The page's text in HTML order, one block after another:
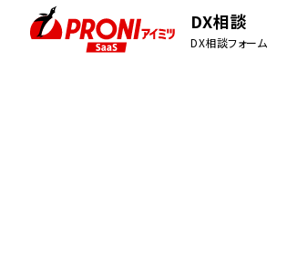
DX相談
DX相談フォーム